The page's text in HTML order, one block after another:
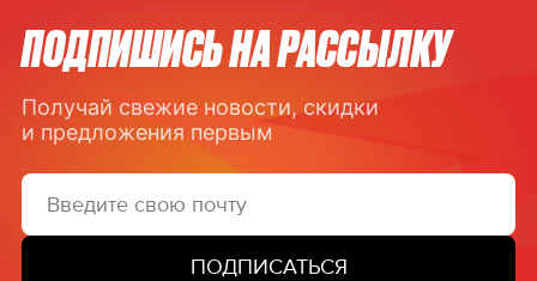
ПОДПИШИСЬ НА РАССЫЛКУ
Получай свежие новости, скидки
и предложения первым
ПОДПИСАТЬСЯ